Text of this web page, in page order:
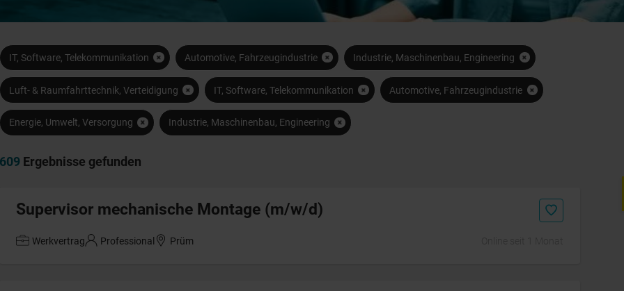
IT, Software, Telekommunikation Automotive, Fahrzeugindustrie Industrie, Maschinenbau, Engineering
Luft- & Raumfahrttechnik, Verteidigung IT, Software, Telekommunikation Automotive, Fahrzeugindustrie
Energie, Umwelt, Versorgung Industrie, Maschinenbau, Engineering
609 Ergebnisse gefunden
Supervisor mechanische Montage (m/w/d)
Werkvertrag Professional Prüm